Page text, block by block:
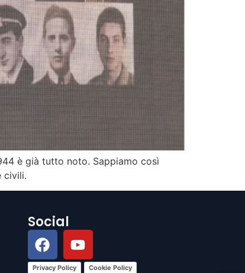
è già tutto noto. Sappiamo così
civili.
Social
Privacy Policy Cookie Policy